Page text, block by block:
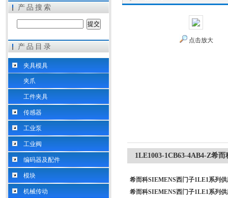
希而科工业控制设备（上海）有限公司
产品搜索
产品目录
夹具模具
夹爪
工件夹具
传感器
工业泵
工业阀
编码器及配件
模块
机械传动
点击放大
1LE1003-1CB63-4AB4-Z希
希而科SIEMENS西门子1LE1系列
希而科SIEMENS西门子1LE1系列